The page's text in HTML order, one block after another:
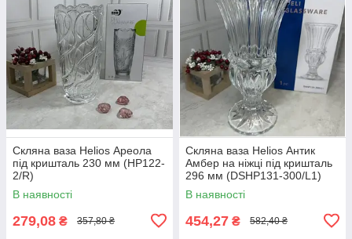
Скляна ваза Helios Ареола
під кришталь 230 мм (HP122-
2/R)
В наявності
279,08 ₴ 357,80 ₴
Скляна ваза Helios Антик
Амбер на ніжці під кришталь
296 мм (DSHP131-300/L1)
В наявності
454,27 ₴ 582,40 ₴